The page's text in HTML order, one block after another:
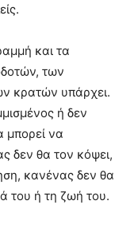
και τα
των
κρατών υπάρχει.
ή δεν
μπορεί να
δεν θα τον κόψει,
κανένας δεν θα
του ή τη ζωή του.